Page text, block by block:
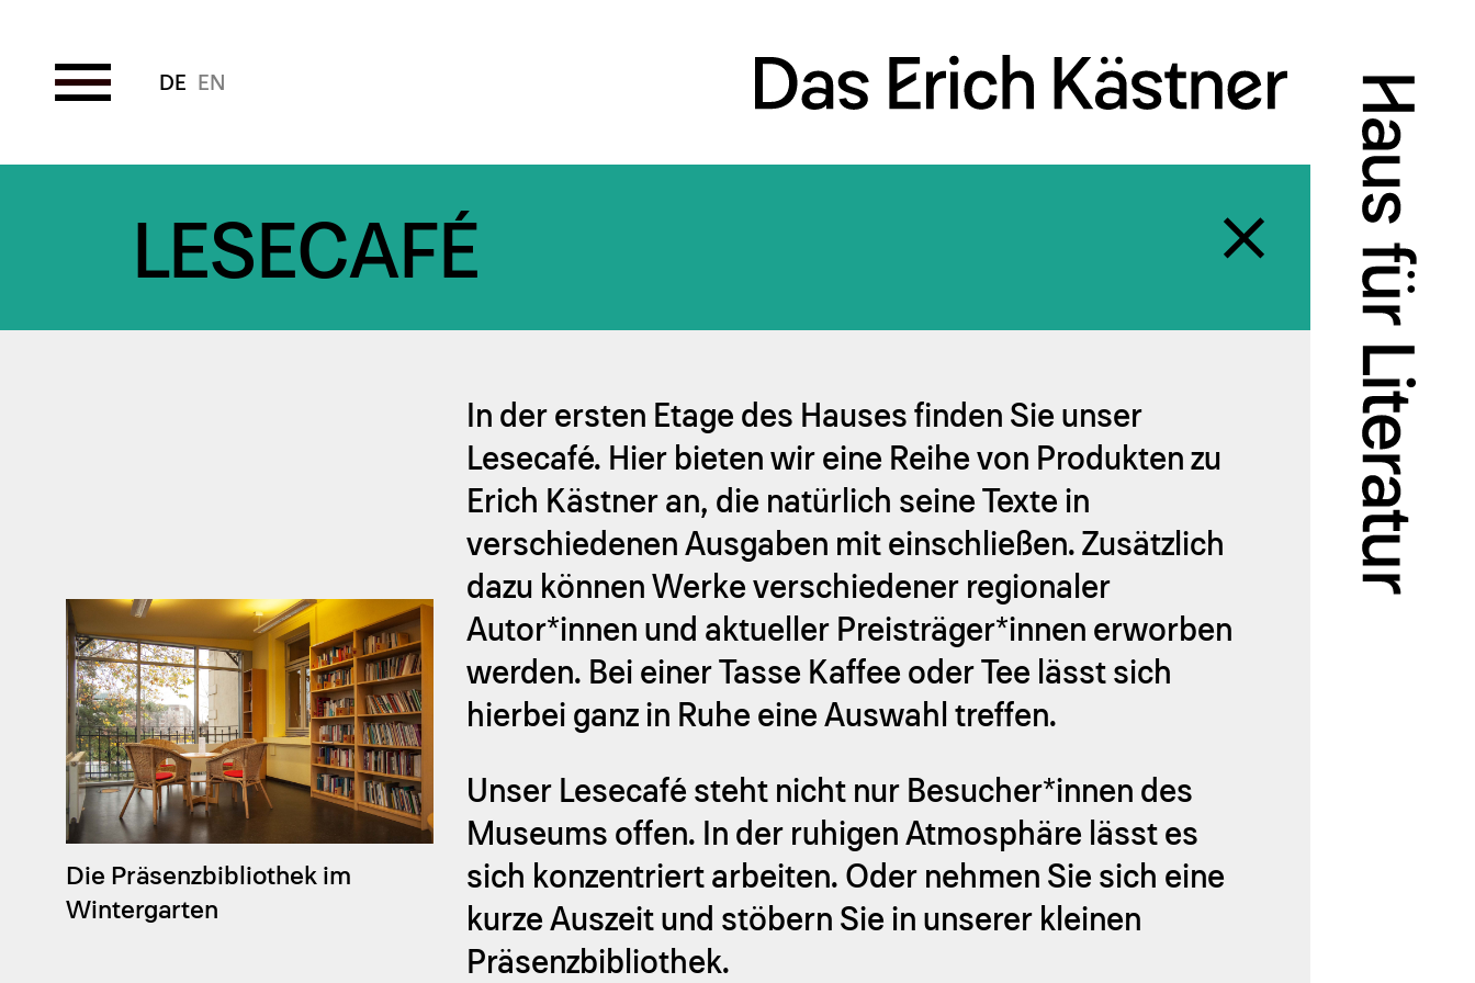
LESECAFÉ
Die Präsenzbibliothek im
Wintergarten
In der ersten Etage des Hauses finden Sie unser
Lesecafé. Hier bieten wir eine Reihe von Produkten zu
Erich Kästner an, die natürlich seine Texte in
verschiedenen Ausgaben mit einschließen. Zusätzlich
dazu können Werke verschiedener regionaler
Autor*innen und aktueller Preisträger*innen erworben
werden. Bei einer Tasse Kaffee oder Tee lässt sich
hierbei ganz in Ruhe eine Auswahl treffen.
Unser Lesecafé steht nicht nur Besucher*innen des
Museums offen. In der ruhigen Atmosphäre lässt es
sich konzentriert arbeiten. Oder nehmen Sie sich eine
kurze Auszeit und stöbern Sie in unserer kleinen
Präsenzbibliothek.